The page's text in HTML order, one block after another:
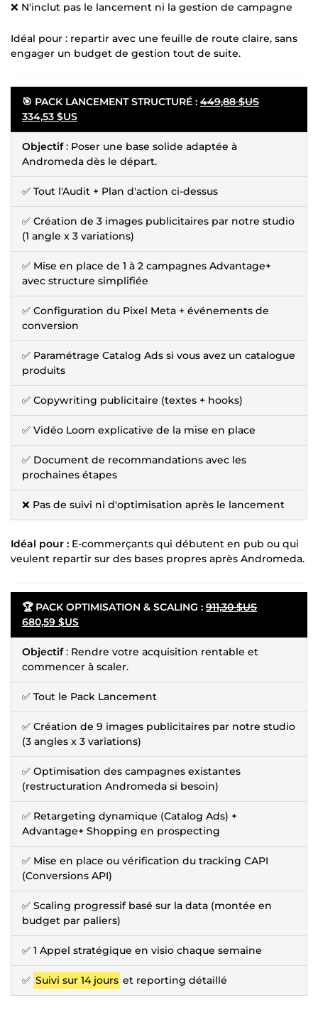
❌ N'inclut pas le lancement ni la gestion de campagne
Idéal pour : repartir avec une feuille de route claire, sans
engager un budget de gestion tout de suite.
🎯 PACK LANCEMENT STRUCTURÉ : 449,88 $US
334,53 $US
Objectif: Poser une base solide adaptée à
Andromeda dès le départ.
✅ Tout l'Audit + Plan d'action ci-dessus
✅ Création de 3 images publicitaires par notre studio
(1 angle x 3 variations)
✅ Mise en place de 1 à 2 campagnes Advantage+
avec structure simplifiée
✅ Configuration du Pixel Meta + événements de
conversion
✅ Paramétrage Catalog Ads si vous avez un catalogue
produits
✅ Copywriting publicitaire (textes + hooks)
✅ Vidéo Loom explicative de la mise en place
✅ Document de recommandations avec les
prochaines étapes
❌ Pas de suivi ni d'optimisation après le lancement
Idéal pour : E-commerçants qui débutent en pub ou qui
veulent repartir sur des bases propres après Andromeda.
🏆 PACK OPTIMISATION & SCALING : 911,30 $US
680,59 $US
Objectif: Rendre votre acquisition rentable et
commencer à scaler.
✅ Tout le Pack Lancement
✅ Création de 9 images publicitaires par notre studio
(3 angles x 3 variations)
✅ Optimisation des campagnes existantes
(restructuration Andromeda si besoin)
✅ Retargeting dynamique (Catalog Ads) +
Advantage+ Shopping en prospecting
✅ Mise en place ou vérification du tracking CAPI
(Conversions API)
✅ Scaling progressif basé sur la data (montée en
budget par paliers)
✅ 1 Appel stratégique en visio chaque semaine
✅ Suivi sur 14 jours et reporting détaillé